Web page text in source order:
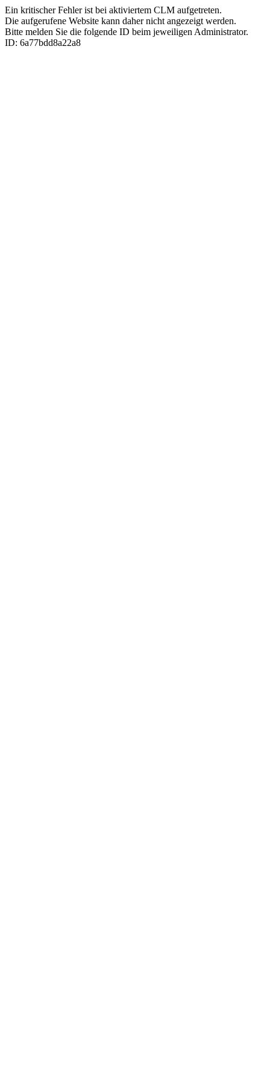
Ein kritischer Fehler ist bei aktiviertem CLM aufgetreten.
Die aufgerufene Website kann daher nicht angezeigt werden.
Bitte melden Sie die folgende ID beim jeweiligen Administrator.
ID: 6a77bdd8a22a8